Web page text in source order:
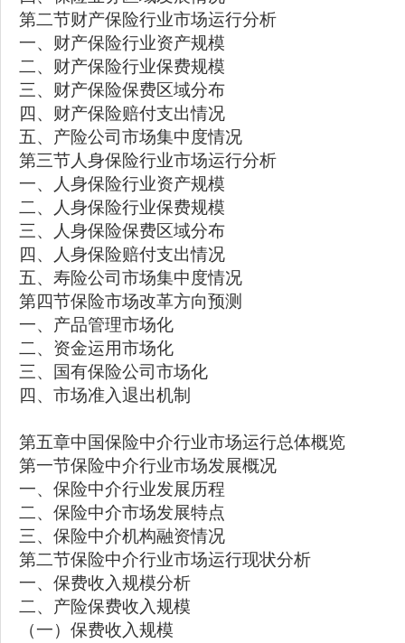
第二节财产保险行业市场运行分析
一、财产保险行业资产规模
二、财产保险行业保费规模
三、财产保险保费区域分布
四、财产保险赔付支出情况
五、产险公司市场集中度情况
第三节人身保险行业市场运行分析
一、人身保险行业资产规模
二、人身保险行业保费规模
三、人身保险保费区域分布
四、人身保险赔付支出情况
五、寿险公司市场集中度情况
第四节保险市场改革方向预测
一、产品管理市场化
二、资金运用市场化
三、国有保险公司市场化
四、市场准入退出机制
第五章中国保险中介行业市场运行总体概览
第一节保险中介行业市场发展概况
一、保险中介行业发展历程
二、保险中介市场发展特点
三、保险中介机构融资情况
第二节保险中介行业市场运行现状分析
一、保费收入规模分析
二、产险保费收入规模
（一）保费收入规模